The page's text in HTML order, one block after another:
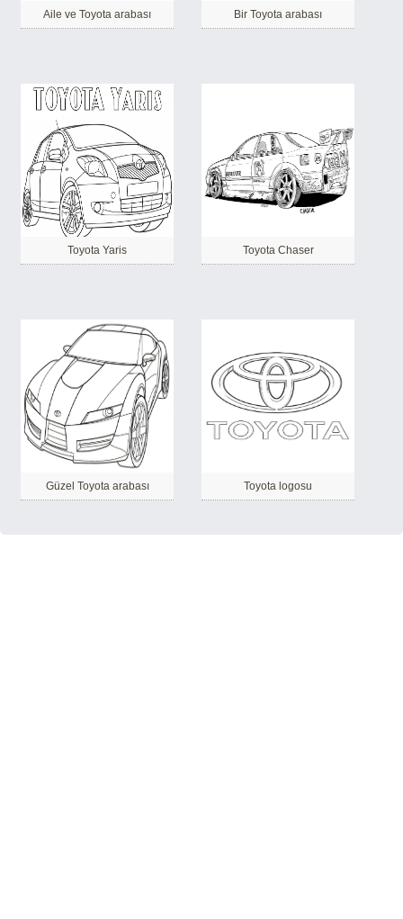
Aile ve Toyota arabası Bir Toyota arabası
Toyota Yaris Toyota Chaser
Güzel Toyota arabası Toyota logosu